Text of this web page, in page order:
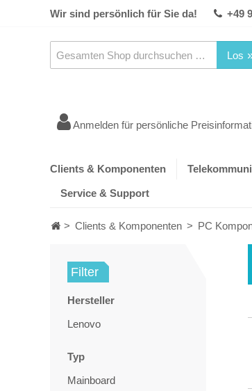
Wir sind persönlich für Sie da! +49
Los
Anmelden für persönliche
Clients & Komponenten
Service & Support
> Clients & Komponenten > PC
Filter
Hersteller
Lenovo
Typ
Mainboard